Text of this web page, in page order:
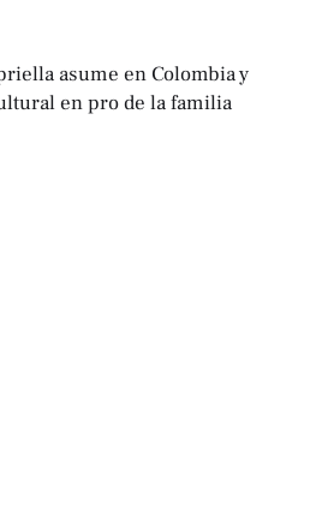
asume en Colombia y
en pro de la familia